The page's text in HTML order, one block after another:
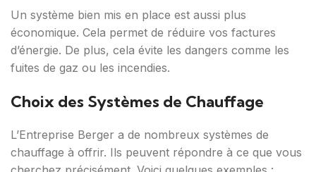
Un système bien mis en place est aussi plus
économique. Cela permet de réduire vos factures
d’énergie. De plus, cela évite les dangers comme les
fuites de gaz ou les incendies.
Choix des Systèmes de Chauffage
L’Entreprise Berger a de nombreux systèmes de
chauffage à offrir. Ils peuvent répondre à ce que vous